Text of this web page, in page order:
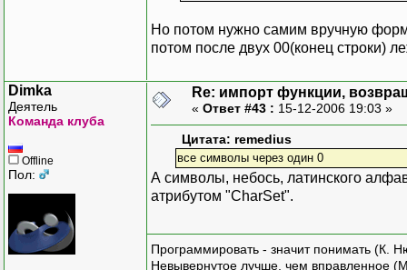
Но потом нужно самим вручную
потом после двух 00(конец строки)
Dimka
Деятель
Команда клуба
Offline
Пол:
Re: импорт функции,
« Ответ #43 : 15-12-2006 19:03 »
Цитата: remedius
все символы через один 0
А символы, небось, латинского
атрибутом "CharSet".
Программировать - значит понимать (К.
Невывернутое лучше, чем вправленное